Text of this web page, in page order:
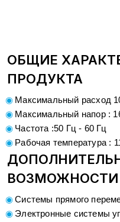
ОБЩИЕ
ПРОДУКТА
Максимальный расход
Максимальный напор :
Частота :50 Гц - 60 Гц
Рабочая температура :
ВОЗМОЖНОСТИ
Системы прямого
Электронные системы